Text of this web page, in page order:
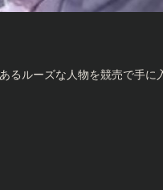
るルーズな人物を競売で手